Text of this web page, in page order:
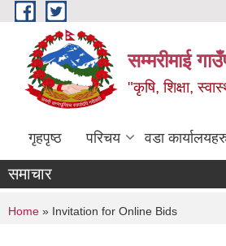
Skip to main content
सम्मरीमाई
"कृषि, शिक्षा,
गृहपृष्ठ परिचय वडा
समाचार
You are here
Home » Invitation for Online Bids